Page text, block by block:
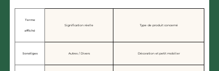
Terme
affiché
Signification réelle Type de produit concerné
Sonstiges Autres / Divers Décoration et petit mobilier